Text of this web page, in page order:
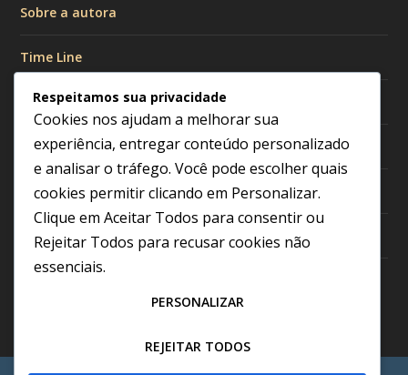
Sobre a autora
Time Line
Políticas de Privacidade
Política de Cookies
Política Editorial
Termos de Uso
Respeitamos sua privacidade
Cookies nos ajudam a melhorar sua
experiência, entregar conteúdo personalizado
e analisar o tráfego. Você pode escolher quais
cookies permitir clicando em Personalizar.
Clique em Aceitar Todos para consentir ou
Rejeitar Todos para recusar cookies não
essenciais.
PERSONALIZAR
REJEITAR TODOS